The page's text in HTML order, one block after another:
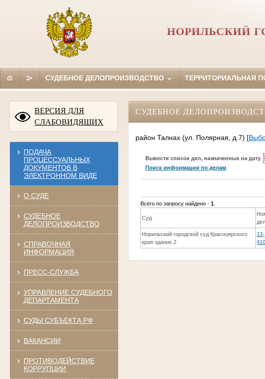
НОРИЛЬСКИЙ
СУДЕБНОЕ ДЕЛОПРОИЗВОДСТВО ТЕРРИТОРИАЛЬНАЯ
ВЕРСИЯ ДЛЯ
СЛАБОВИДЯЩИХ
ПОДАЧА
ПРОЦЕССУАЛЬНЫХ
ДОКУМЕНТОВ В
ЭЛЕКТРОННОМ ВИДЕ
О СУДЕ
СУДЕБНОЕ
ДЕЛОПРОИЗВОДСТВО
СПРАВОЧНАЯ
ИНФОРМАЦИЯ
ПРЕСС-СЛУЖБА
УПРАВЛЕНИЕ СУДЕБНОГО
ДЕПАРТАМЕНТА
СУДЫ СУБЪЕКТА РФ
ВАКАНСИИ
ПРОТИВОДЕЙСТВИЕ
КОРРУПЦИИ
СУДЕБНОЕ
район Талнах (ул. Полярная, д.7) [
Вывести список дел, назначенных на дату
Поиск информации по делам
Всего по запросу найдено -1
Суд
Норильский городской суд Красноярского
края здание 2
13-